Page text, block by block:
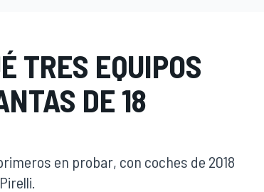
TRES EQUIPOS
DE 18
en probar, con coches de 2018